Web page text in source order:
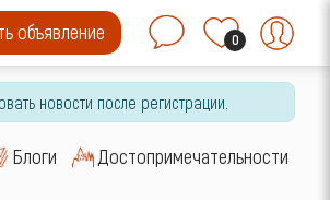
объявление 0
новости после регистрации.
Блоги Достопримечательности